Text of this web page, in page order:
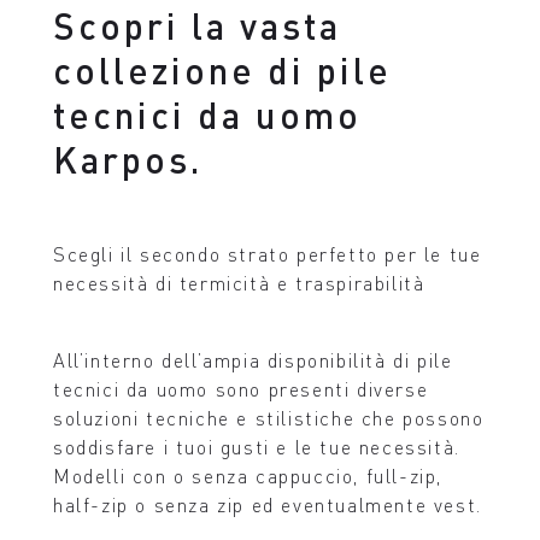
Scopri la vasta
collezione di pile
tecnici da uomo
Karpos.
Scegli il secondo strato perfetto per le tue
necessità di termicità e traspirabilità
All’interno dell’ampia disponibilità di pile
tecnici da uomo sono presenti diverse
soluzioni tecniche e stilistiche che possono
soddisfare i tuoi gusti e le tue necessità.
Modelli con o senza cappuccio, full-zip,
half-zip o senza zip ed eventualmente vest.